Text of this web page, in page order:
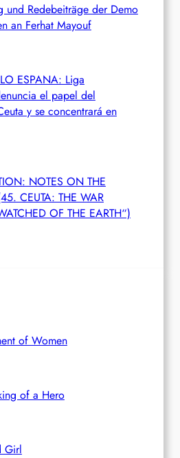
und Redebeiträge der Demo
an Ferhat Mayouf
ESPANA: Liga
el papel del
y se concentrará en
NOTES ON THE
CEUTA: THE WAR
OF THE EARTH“)
of Women
of a Hero
Girl